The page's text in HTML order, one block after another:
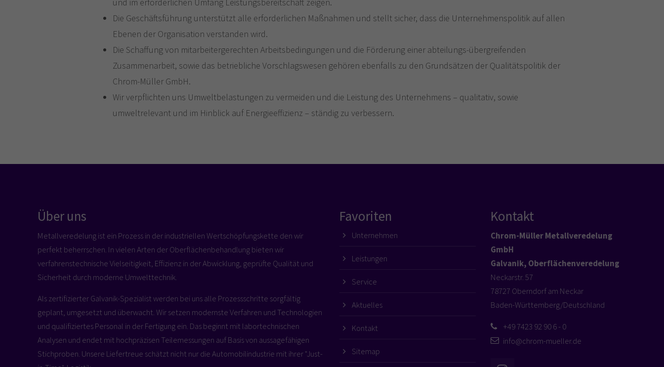
Die Geschäftsführung unterstützt alle erforderlichen Maßnahmen und stellt sicher, dass die Unternehmenspolitik auf allen
Ebenen der Organisation verstanden wird.
Die Schaffung von mitarbeitergerechten Arbeitsbedingungen und die Förderung einer abteilungs-übergreifenden
Zusammenarbeit, sowie das betriebliche Vorschlagswesen gehören ebenfalls zu den Grundsätzen der Qualitätspolitik der
Chrom-Müller GmbH.
Wir verpflichten uns Umweltbelastungen zu vermeiden und die Leistung des Unternehmens – qualitativ, sowie
umweltrelevant und im Hinblick auf Energieeffizienz – ständig zu verbessern.
Über uns
Metallveredelung ist ein Prozess in der industriellen Wertschöpfungskette den wir
perfekt beherrschen. In vielen Arten der Oberflächenbehandlung bieten wir
verfahrenstechnische Vielseitigkeit, Effizienz in der Abwicklung, geprüfte Qualität und
Sicherheit durch moderne Umwelttechnik.
Als zertifizierter Galvanik-Spezialist werden bei uns alle Prozessschritte sorgfältig
geplant, umgesetzt und überwacht. Wir setzen modernste Verfahren und Technologien
und qualifiziertes Personal in der Fertigung ein. Das beginnt mit labortechnischen
Analysen und endet mit hochpräzisen Teilemessungen auf Basis von aussagefähigen
Stichproben. Unsere Liefertreue schätzt nicht nur die Automobilindustrie mit ihrer "Just-
Favoriten
Unternehmen
Leistungen
Service
Aktuelles
Kontakt
Sitemap
Kontakt
Chrom-Müller Metallveredelung
GmbH
Galvanik, Oberflächenveredelung
Neckarstr. 57
78727 Oberndorf am Neckar
Baden-Württemberg/Deutschland
+49 7423 92 90 6 - 0
info@chrom-mueller.de